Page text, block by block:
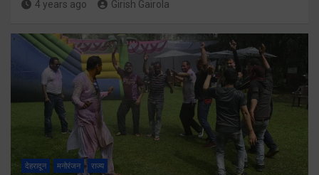
4 years ago Girish Gairola
देहरादून मनोरंजन राज्य